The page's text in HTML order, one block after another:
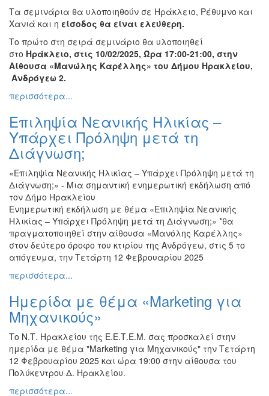
Τα σεμινάρια θα υλοποιηθούν σε Ηράκλειο, Ρέθυμνο και
Χανιά και η είσοδος θα είναι ελεύθερη.
Το πρώτο στη σειρά σεμινάριο θα υλοποιηθεί
στο Ηράκλειο, στις 10/02/2025, Ώρα 17:00-21:00, στην
Αίθουσα «Μανώλης Καρέλλης» του Δήμου Ηρακλείου,
Ανδρόγεω 2.
περισσότερα...
Επιληψία Νεανικής Ηλικίας –
Υπάρχει Πρόληψη μετά τη
Διάγνωση;
«Επιληψία Νεανικής Ηλικίας – Υπάρχει Πρόληψη μετά τη
Διάγνωση;» - Μια σημαντική ενημερωτική εκδήλωση από
τον Δήμο Ηρακλείου
Ενημερωτική εκδήλωση με θέμα «Επιληψία Νεανικής
Ηλικίας – Υπάρχει Πρόληψη μετά τη Διάγνωση;» *θα
πραγματοποιηθεί στην αίθουσα «Μανόλης Καρέλλης»
στον δεύτερο όροφο του κτιρίου της Ανδρόγεω, στις 5 το
απόγευμα, την Τετάρτη 12 Φεβρουαρίου 2025
περισσότερα...
Ημερίδα με θέμα «Marketing για
Μηχανικούς»
Το Ν.Τ. Ηρακλείου της Ε.Ε.Τ.Ε.Μ. σας προσκαλεί στην
ημερίδα με θέμα "Marketing για Μηχανικούς" την Τετάρτη
12 Φεβρουαρίου 2025 και ώρα 19:00 στην αίθουσα του
Πολύκεντρου Δ. Ηρακλείου.
περισσότερα...